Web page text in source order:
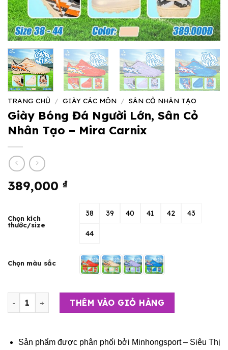
TRANG CHỦ / GIÀY CÁC MÔN / SÂN CỎ NHÂN TẠO
Giày Bóng Đá Người Lớn, Sân Cỏ
Nhân Tạo – Mira Carnix
389,000 ₫
Chọn kích
thước/size
38 39 40 41 42 43
44
Chọn màu sắc
Giày Bóng Đá Người Lớn, Sân Cỏ Nhân Tạo - Mira
THÊM VÀO GIỎ HÀNG
Sản phẩm được phân phối bởi Minhongsport – Siêu Thị